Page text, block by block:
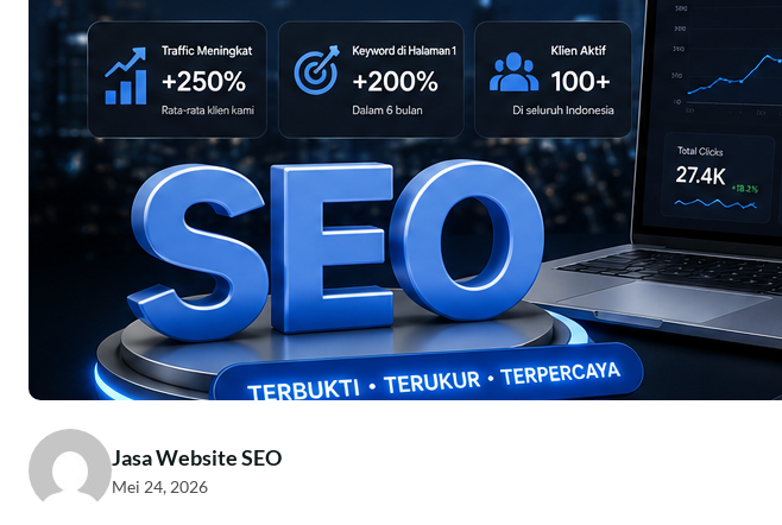
Jasa Website SEO
Mei 24, 2026